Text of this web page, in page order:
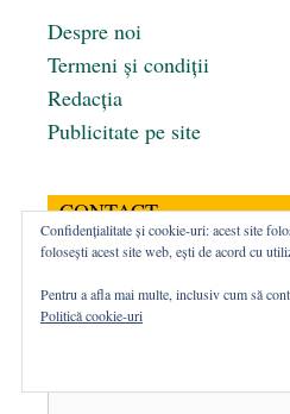
Despre noi
Termeni și condiții
Redacția
Publicitate pe site
CONTACT
Confidențialitate și cookie-uri: acest site
folosești acest site web, ești de acord cu
Pentru a afla mai multe, inclusiv cum să
Politică cookie-uri